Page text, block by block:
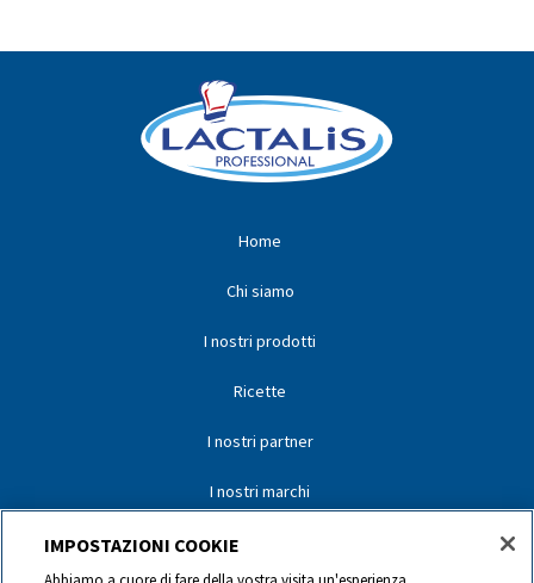
Home
Chi siamo
I nostri prodotti
Ricette
I nostri partner
I nostri marchi
Contatti
IMPOSTAZIONI COOKIE